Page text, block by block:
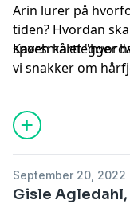
Arin lurer på
tiden? Hvordan
spørsmålet
Kaveh kartlegger
vi snakker om
September 20, 2022
Gisle